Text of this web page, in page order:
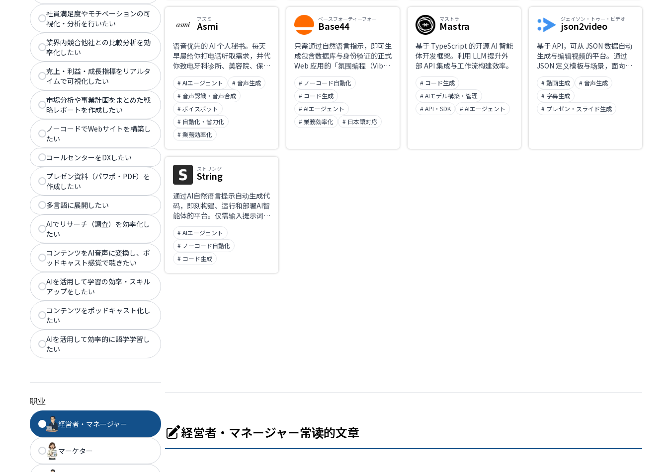
社員満足度やモチベーションの可
視化・分析を行いたい
業界内競合他社との比較分析を効
率化したい
売上・利益・成長指標をリアルタ
イムで可視化したい
市場分析や事業計画をまとめた戦
略レポートを作成したい
ノーコードでWebサイトを構築し
たい
コールセンターをDXしたい
プレゼン資料（パワポ・PDF）を
作成したい
多言語に展開したい
AIでリサーチ（調査）を効率化し
たい
コンテンツをAI音声に変換し、ポ
ッドキャスト感覚で聴きたい
AIを活用して学習の効率・スキル
アップをしたい
コンテンツをポッドキャスト化し
たい
AIを活用して効率的に語学学習し
たい
职业
経営者・マネージャー
マーケター
アズミ
Asmi
语音优先的 AI 个人秘书。每天
早晨给你打电话听取需求，并代
你致电牙科诊所、美容院、保险
公司等，自动突破语音应答
（IVR），代办预约与咨询。办
完后通过 iMessage 或
WhatsApp 向你汇报结果。只
需开口说话，就能搞定现实世界
事务的 AI 智能体。
# AIエージェント
# 音声生成
# 音声認識・音声合成
# ボイスボット
# 自動化・省力化
# 業務効率化
ベースフォーティーフォー
Base44
只需通过自然语言指示，即可生
成包含数据库与身份验证的正式
Web 应用的「氛围编程（Vibe
Coding）」型 AI 应用开发平
台。2025 年被 Wix 以约 8,000
万美元收购，2026 年 3 月正式
推出日语版。其特点是无需配置
外部服务的一体化架构，即便是
非工程师，也能仅凭日语构建内
# ノーコード自動化
# コード生成
# AIエージェント
# 業務効率化
# 日本語対応
マストラ
Mastra
基于 TypeScript 的开源 AI 智能
体开发框架。利用 LLM 提升外
部 API 集成与工作流构建效率。
# コード生成
# AIモデル構築・管理
# API・SDK
# AIエージェント
ジェイソン・トゥー・ビデオ
json2video
基于 API，可从 JSON 数据自动
生成与编辑视频的平台。通过
JSON 定义模板与场景，面向开
发者高效批量制作营销视频及社
交媒体内容。
# 動画生成
# 音声生成
# 字幕生成
# プレゼン・スライド生成
ストリング
String
通过AI自然语言提示自动生成代
码，即刻构建、运行和部署AI智
能体的平台。仅需输入提示词，
即可实现复杂自动化和工作流，
并可与Slack、Google
Sheets、Notion等众多服务集
成。
# AIエージェント
# ノーコード自動化
# コード生成
経営者・マネージャー常读的文章